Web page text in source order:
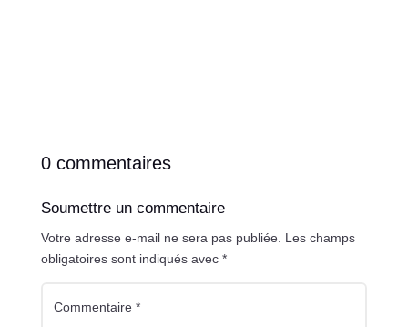
0 commentaires
Soumettre un commentaire
Votre adresse e-mail ne sera pas publiée. Les champs
obligatoires sont indiqués avec *